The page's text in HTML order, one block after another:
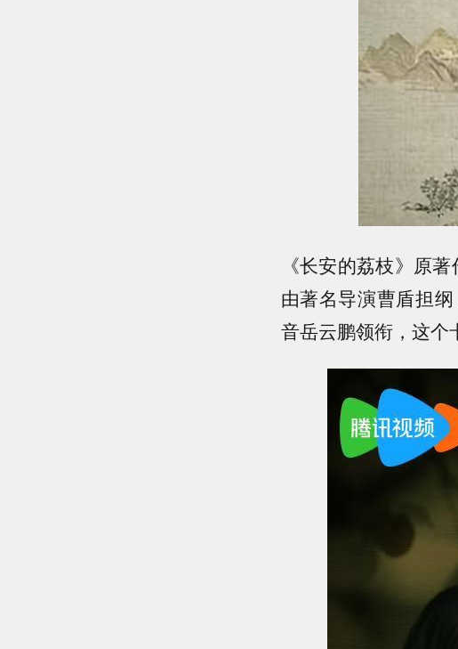
《长安的荔枝》原
由著名导演曹盾担
音岳云鹏领衔，这个